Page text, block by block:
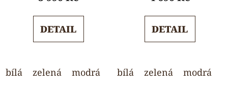
5,0
z
DETAIL
bílá zelená modrá ořech světle šedá
5,0
z
DETAIL
bílá zelená modrá